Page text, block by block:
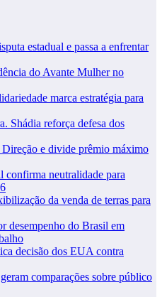
estadual e passa a enfrentar
do Avante Mulher no
marca estratégia para
Shádia reforça defesa dos
e divide prêmio máximo
neutralidade para
da venda de terras para
desempenho do Brasil em
decisão dos EUA contra
comparações sobre público